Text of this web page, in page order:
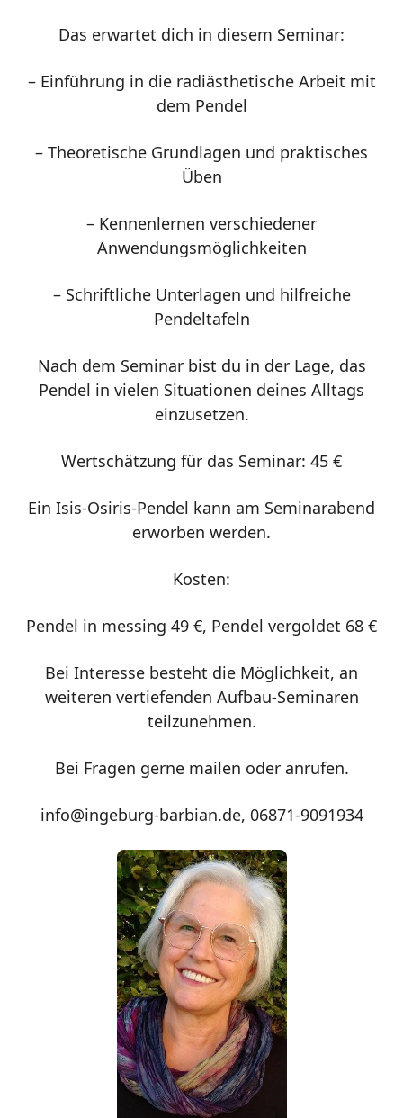
Das erwartet dich in diesem Seminar:
– Einführung in die radiästhetische Arbeit mit
dem Pendel
– Theoretische Grundlagen und praktisches
Üben
– Kennenlernen verschiedener
Anwendungsmöglichkeiten
– Schriftliche Unterlagen und hilfreiche
Pendeltafeln
Nach dem Seminar bist du in der Lage, das
Pendel in vielen Situationen deines Alltags
einzusetzen.
Wertschätzung für das Seminar: 45 €
Ein Isis-Osiris-Pendel kann am Seminarabend
erworben werden.
Kosten:
Pendel in messing 49 €, Pendel vergoldet 68 €
Bei Interesse besteht die Möglichkeit, an
weiteren vertiefenden Aufbau-Seminaren
teilzunehmen.
Bei Fragen gerne mailen oder anrufen.
info@ingeburg-barbian.de, 06871-9091934